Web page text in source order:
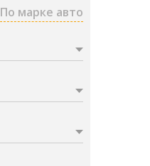
По марке авто